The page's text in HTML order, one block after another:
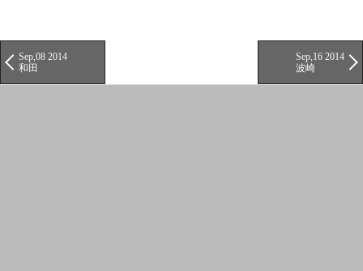
Sep,08 2014
和田
Sep,16 2014
波崎